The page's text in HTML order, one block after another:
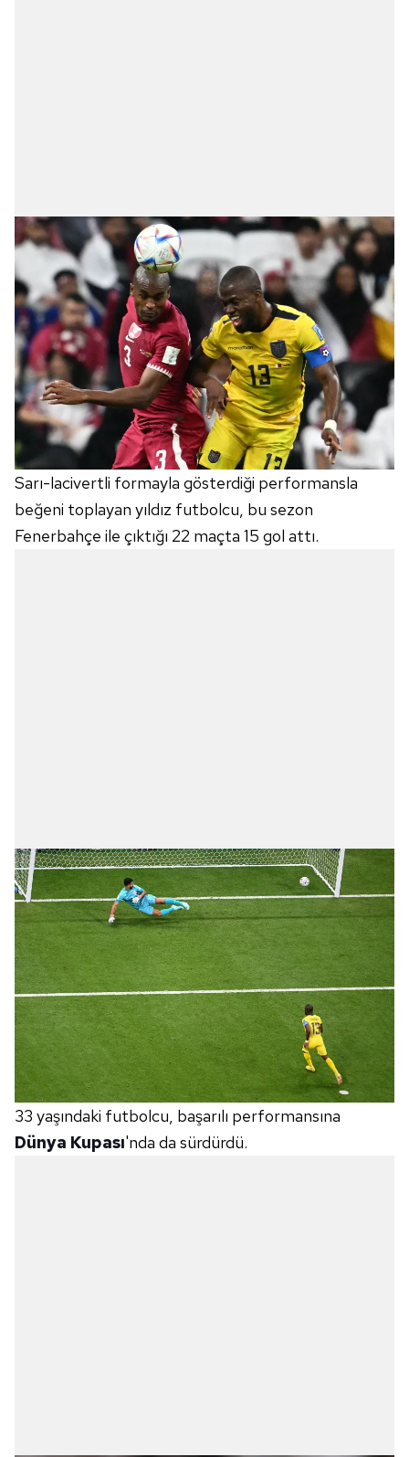
Sarı-lacivertli formayla gösterdiği performansla
beğeni toplayan yıldız futbolcu, bu sezon
Fenerbahçe ile çıktığı 22 maçta 15 gol attı.
33 yaşındaki futbolcu, başarılı performansına
Dünya Kupası'nda da sürdürdü.